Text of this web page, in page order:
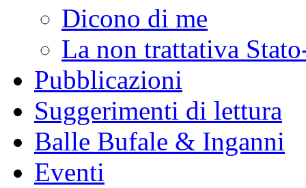
Dicono di me
La non trattativa
Pubblicazioni
Suggerimenti di lettura
Balle Bufale & Inganni
Eventi